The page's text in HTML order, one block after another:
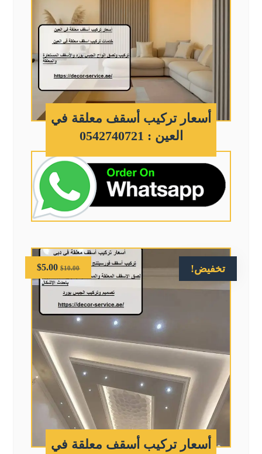
أسعار تركيب أسقف معلقة في
العين : 0542740721
تخفيض!
أسعار تركيب أسقف معلقة في
$10.00
$5.00